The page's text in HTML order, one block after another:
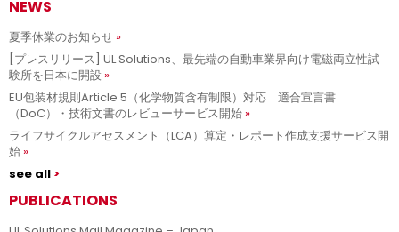
NEWS
夏季休業のお知らせ
[プレスリリース] UL Solutions、最先端の自動車業界向け電磁両立性試
験所を日本に開設
EU包装材規則Article 5（化学物質含有制限）対応 適合宣言書
（DoC）・技術文書のレビューサービス開始
ライフサイクルアセスメント（LCA）算定・レポート作成支援サービス開
始
see all
PUBLICATIONS